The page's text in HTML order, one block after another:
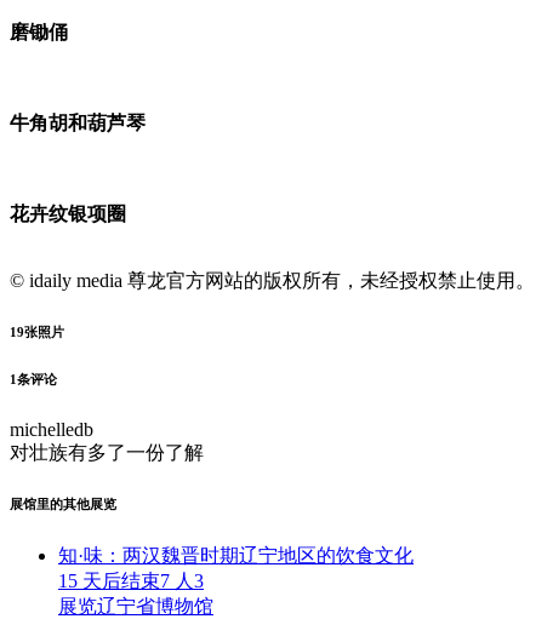
磨锄俑
牛角胡和葫芦琴
花卉纹银项圈
© idaily media 尊龙官方网站的版权所有，未经授权禁止使用。
19张照片
1 条评论
michelledb
对壮族有多了一份了解
展馆里的其他展览
知·味：两汉魏晋时期辽宁地区的饮食文化
15 天后结束7 人 3
展览辽宁省博物馆